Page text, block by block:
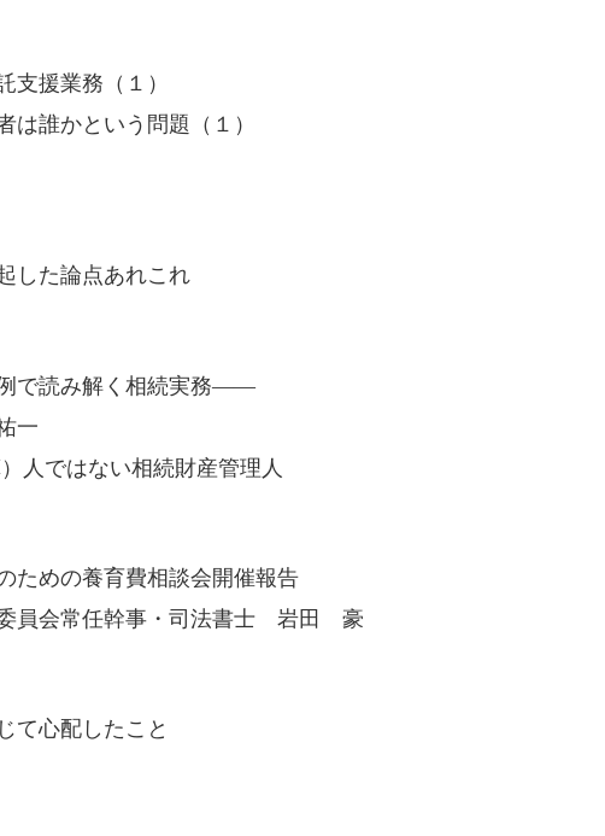
援業務（１）
誰かという問題（１）
した論点あれこれ
で読み解く相続実務――
一
人ではない相続財産管理人
ための養育費相談会開催報告
員会常任幹事・司法書士 岩田 豪
て心配したこと